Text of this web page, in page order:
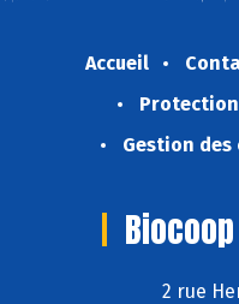
Accueil
Gestion des
2 rue